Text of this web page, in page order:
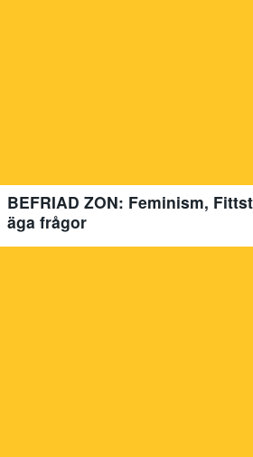
BEFRIAD ZON: Feminism,
äga frågor